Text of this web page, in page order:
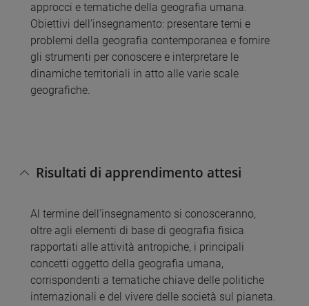
approcci e tematiche della geografia umana.
Obiettivi dell’insegnamento: presentare temi e
problemi della geografia contemporanea e fornire
gli strumenti per conoscere e interpretare le
dinamiche territoriali in atto alle varie scale
geografiche.
Risultati di apprendimento attesi
Al termine dell'insegnamento si conosceranno,
oltre agli elementi di base di geografia fisica
rapportati alle attività antropiche, i principali
concetti oggetto della geografia umana,
corrispondenti a tematiche chiave delle politiche
internazionali e del vivere delle società sul pianeta.